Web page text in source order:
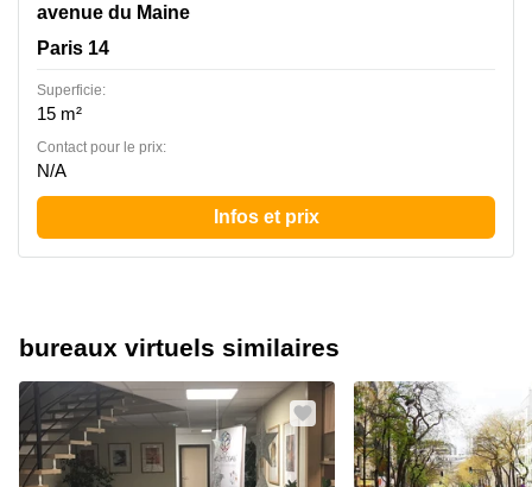
149, avenue du Maine, Paris 14
avenue du Maine
Paris 14
Superficie:
15 m²
Contact pour le prix:
N/A
Infos et prix
bureaux virtuels similaires